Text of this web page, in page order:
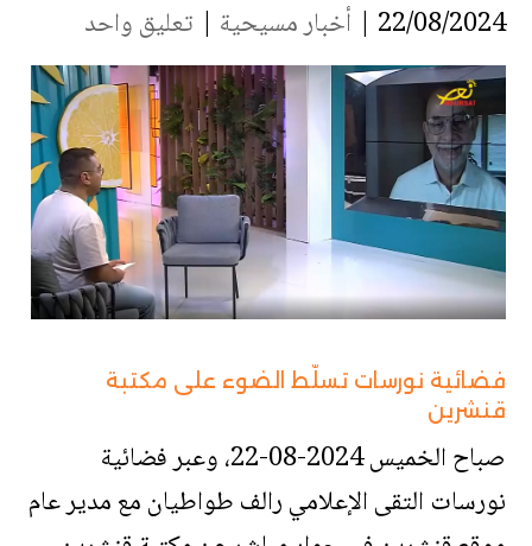
22/08/2024 | أخبار مسيحية | تعليق واحد
فضائية نورسات تسلّط الضوء على مكتبة
قنشرين
صباح الخميس 2024-08-22، وعبر فضائية
نورسات التقى الإعلامي رالف طواطيان مع مدير عام